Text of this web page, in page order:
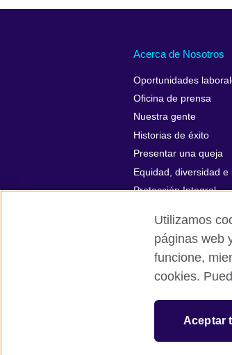
Acerca de Nosotros
Oportunidades
Oficina de prensa
Nuestra gente
Historias de éxito
Presentar una queja
Equidad, diversidad e
Protección Integral
British Council Global
A registered charity:
Utilizamos
páginas web
funcione,
cookies.
Aceptar